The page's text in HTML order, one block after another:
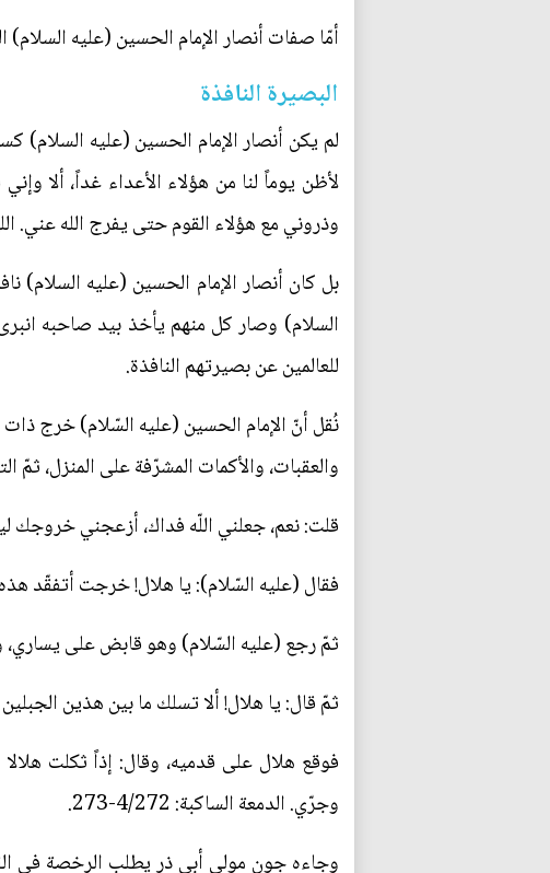
أمّا صفات أنصار الإمام الحسين (عليه
البصيرة النافذة
لم يكن أنصار الإمام الحسين (عليه السلام)
لأظن يوماً لنا من هؤلاء الأعداء غداً، ألا
وذروني مع هؤلاء القوم حتى يفرج الله عني.
بل كان أنصار الإمام الحسين (عليه السلام)
السلام) وصار كل منهم يأخذ بيد صاحبه
للعالمين عن بصيرتهم النافذة.
نُقل أنّ الإمام الحسين (عليه السّلام) خرج
والعقبات، والأكمات المشرّفة على المنزل، ثمّ
قلت: نعم، جعلني اللّه فداك، أزعجني خروجك
فقال (عليه السّلام): يا هلال! خرجت أتفقّد
ثمّ رجع (عليه السّلام) وهو قابض على
ثمّ قال: يا هلال! ألا تسلك ما بين هذين
فوقع هلال على قدميه، وقال: إذاً ثكلت
وجرّي. الدمعة الساكبة: 4/272-273.
وجاءه جون مولى أبي ذر يطلب الرخصة في